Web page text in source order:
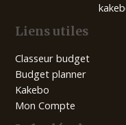
Liens utiles
Classeur budget
Budget planner
Kakebo
Mon Compte